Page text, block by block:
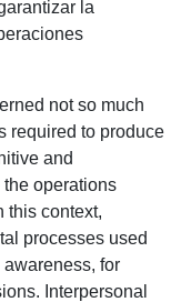
la
not so much
required to produce
and
operations
this context,
processes used
for
Interpersonal